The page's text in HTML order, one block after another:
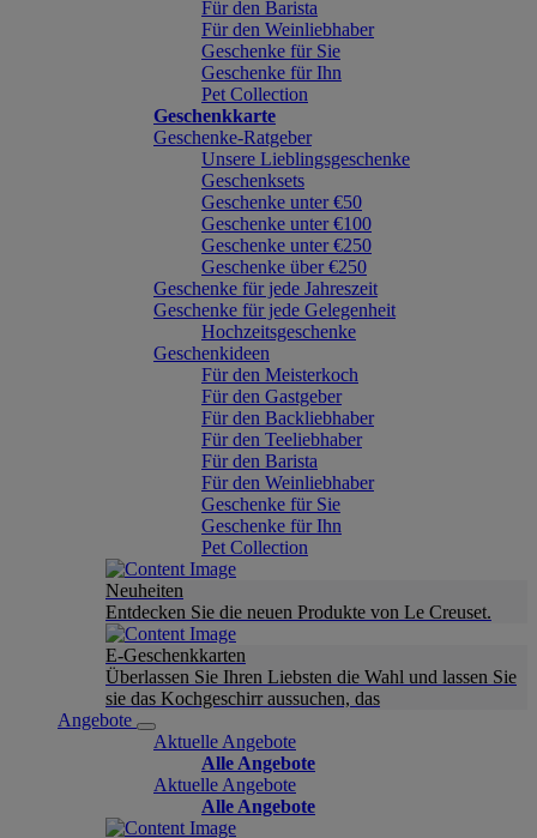
Für den Barista
Für den Weinliebhaber
Geschenke für Sie
Geschenke für Ihn
Pet Collection
Geschenkkarte
Geschenke-Ratgeber
Unsere Lieblingsgeschenke
Geschenksets
Geschenke unter €50
Geschenke unter €100
Geschenke unter €250
Geschenke über €250
Geschenke für jede Jahreszeit
Geschenke für jede Gelegenheit
Hochzeitsgeschenke
Geschenkideen
Für den Meisterkoch
Für den Gastgeber
Für den Backliebhaber
Für den Teeliebhaber
Für den Barista
Für den Weinliebhaber
Geschenke für Sie
Geschenke für Ihn
Pet Collection
Neuheiten
Entdecken Sie die neuen Produkte von Le Creuset.
E-Geschenkkarten
Überlassen Sie Ihren Liebsten die Wahl und lassen Sie
sie das Kochgeschirr aussuchen, das
Angebote
Aktuelle Angebote
Alle Angebote
Aktuelle Angebote
Alle Angebote